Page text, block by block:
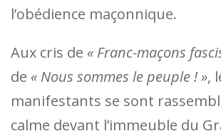
l’obédience maçonnique.
Aux cris de « Franc-maçons
de « Nous sommes le peuple ! »,
manifestants se sont
calme devant l’immeuble du